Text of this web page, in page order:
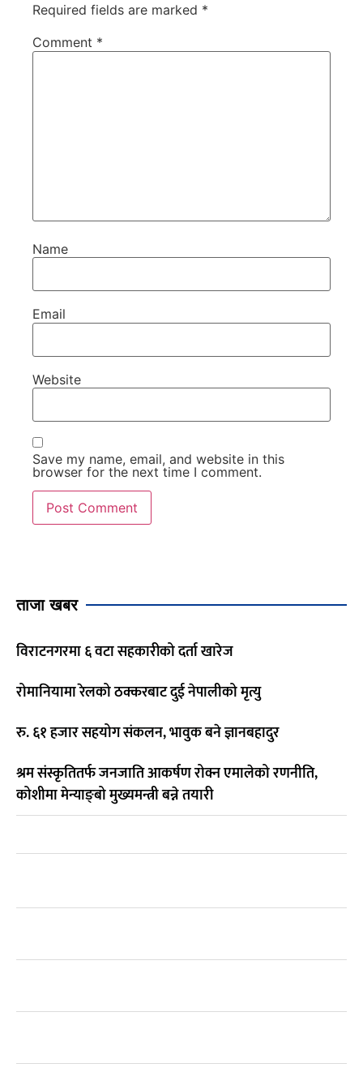
Required fields are marked *
Comment *
Name
Email
Website
Save my name, email, and website in this
browser for the next time I comment.
ताजा खबर
विराटनगरमा ६ वटा सहकारीको दर्ता खारेज
रोमानियामा रेलको ठक्करबाट दुई नेपालीको मृत्यु
रु. ६१ हजार सहयोग संकलन, भावुक बने ज्ञानबहादुर
श्रम संस्कृतितर्फ जनजाति आकर्षण रोक्न एमालेको रणनीति,
कोशीमा मेन्याङ्बो मुख्यमन्त्री बन्ने तयारी